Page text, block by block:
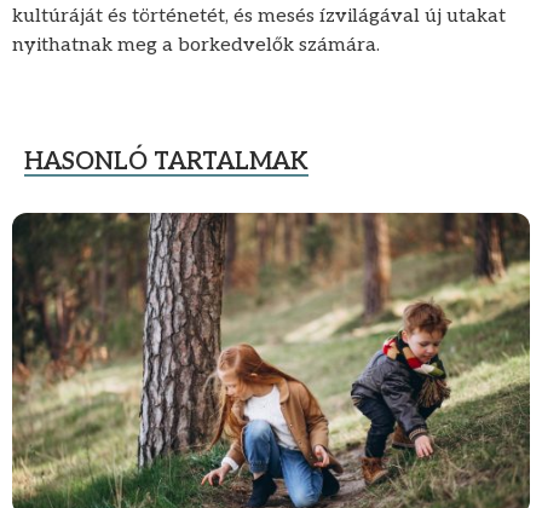
kultúráját és történetét, és mesés ízvilágával új utakat
nyithatnak meg a borkedvelők számára.
HASONLÓ TARTALMAK